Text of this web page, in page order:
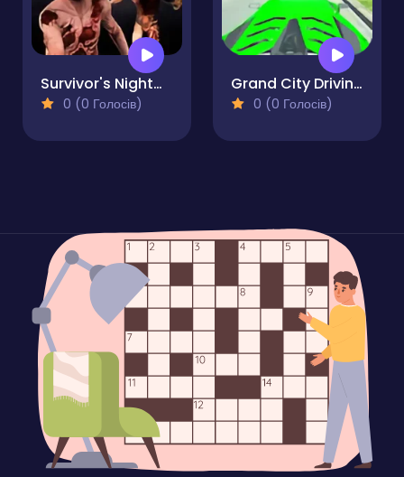
Survivor's Nightmare
0 (0 Голосів)
Grand City Driving 2
0 (0 Голосів)